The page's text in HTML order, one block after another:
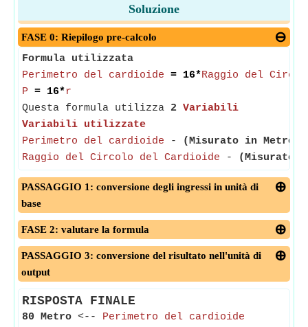
Soluzione
FASE 0: Riepilogo pre-calcolo
Formula utilizzata
Perimetro del cardioide = 16*Raggio del
P = 16*r
Questa formula utilizza 2 Variabili
Variabili utilizzate
Perimetro del cardioide - (Misurato in Metro)
Raggio del Circolo del Cardioide - (Misurato
PASSAGGIO 1: conversione degli ingressi in unità di
base
FASE 2: valutare la formula
PASSAGGIO 3: conversione del risultato nell'unità di
output
RISPOSTA FINALE
80 Metro <-- Perimetro del cardioide